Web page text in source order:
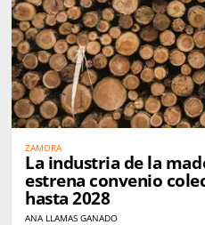
ZAMORA
La industria de la
estrena convenio
hasta 2028
ANA LLAMAS GANADO